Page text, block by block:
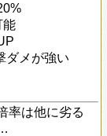
能
ダメが強い
率は他に劣る